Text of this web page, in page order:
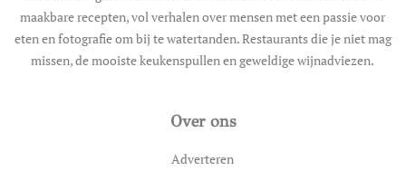
maakbare recepten, vol verhalen over mensen met een passie voor
eten en fotografie om bij te watertanden. Restaurants die je niet mag
missen, de mooiste keukenspullen en geweldige wijnadviezen.
Over ons
Adverteren